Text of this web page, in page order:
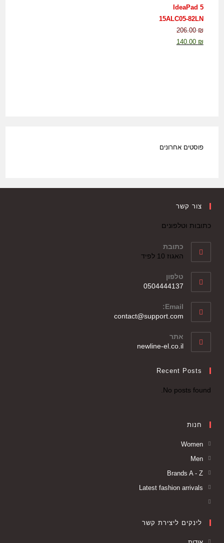
IdeaPad 5
15ALC05-82LN
206.00₪
140.00 ₪
פוסטים אחרונים
צור קשר
כתובות וטלפונים
כתובת
האגוז 10 לפיד
טלפון
0504444137
Email:
contact@support.com
אתר
newline-el.co.il
Recent Posts
No posts found.
חנות
Women
Men
Brands A - Z
Latest fashion arrivals
לינקים ליצירת קשר